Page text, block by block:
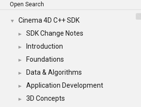
Open Search
▼ Cinema 4D C++ SDK
► SDK Change Notes
► Introduction
► Foundations
► Data & Algorithms
► Application Development
► 3D Concepts